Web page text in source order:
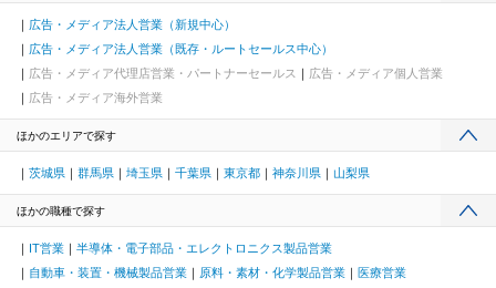
広告・メディア法人営業（新規中心）
広告・メディア法人営業（既存・ルートセールス中心）
広告・メディア代理店営業・パートナーセールス
広告・メディア個人営業
広告・メディア海外営業
ほかのエリアで探す
茨城県 群馬県 埼玉県 千葉県 東京都 神奈川県 山梨県
ほかの職種で探す
IT営業
半導体・電子部品・エレクトロニクス製品営業
自動車・装置・機械製品営業
原料・素材・化学製品営業
医療営業